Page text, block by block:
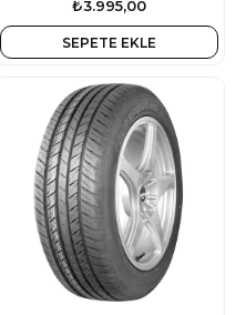
₺3.995,00
SEPETE EKLE